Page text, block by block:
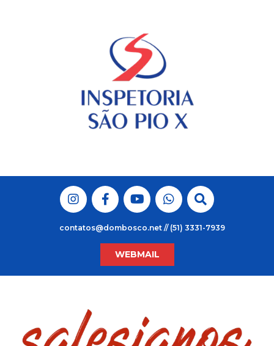
contatos@dombosco.net // (51) 3331-7939
WEBMAIL